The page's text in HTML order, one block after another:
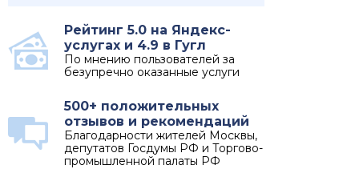
Рейтинг 5.0 на Яндекс-
услугах и 4.9 в Гугл
По мнению пользователей за
безупречно оказанные услуги
500+ положительных
отзывов и рекомендаций
Благодарности жителей Москвы,
депутатов Госдумы РФ и Торгово-
промышленной палаты РФ